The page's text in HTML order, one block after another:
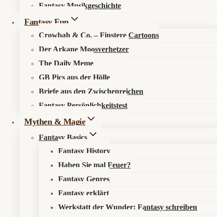
Fantasy Musikgeschichte
Fantasy Fun
Crowbah & Co. – Finstere Cartoons
Der Arkane Moosverhetzer
The Daily Meme
GB Pics aus der Hölle
Briefe aus den Zwischenreichen
Fantasy Persönlichkeitstest
Mythen & Magie
Fantasy Basics
Fantasy History
Haben Sie mal Feuer?
Fantasy Genres
Fantasy erklärt
Werkstatt der Wunder: Fantasy schreiben
Search in content
Der Arkane Moosverhetzer
Yorker Wolkenkratzer plötzlich wieder stabil? Die Wahrheit
über den Gebäudedämon
🏙️ New Yorker Wolkenkratzer plötzlich
wieder stabil? Die Wahrheit über den
Gebäudedämon